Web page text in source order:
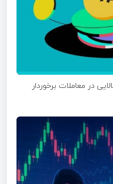
در معاملات برخوردار